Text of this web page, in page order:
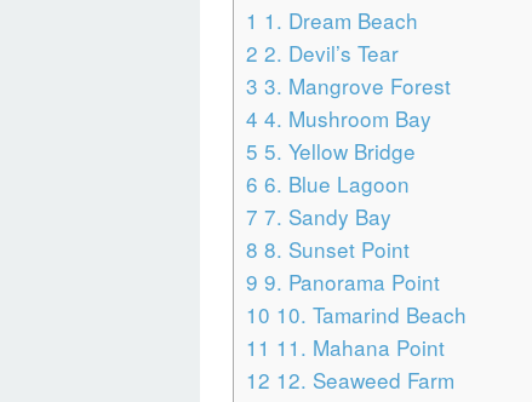
1 1. Dream Beach
2 2. Devil’s Tear
3 3. Mangrove Forest
4 4. Mushroom Bay
5 5. Yellow Bridge
6 6. Blue Lagoon
7 7. Sandy Bay
8 8. Sunset Point
9 9. Panorama Point
10 10. Tamarind Beach
11 11. Mahana Point
12 12. Seaweed Farm